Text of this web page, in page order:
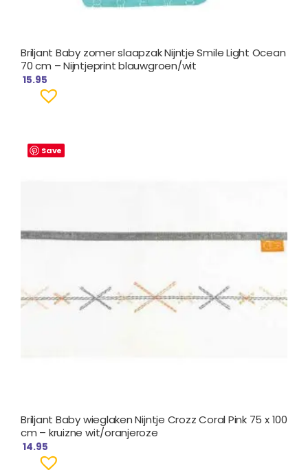
Briljant Baby zomer slaapzak Nijntje Smile Light Ocean
70 cm – Nijntjeprint blauwgroen/wit
15.95
Save
Briljant Baby wieglaken Nijntje Crozz Coral Pink 75 x 100
cm – kruizne wit/oranjeroze
14.95